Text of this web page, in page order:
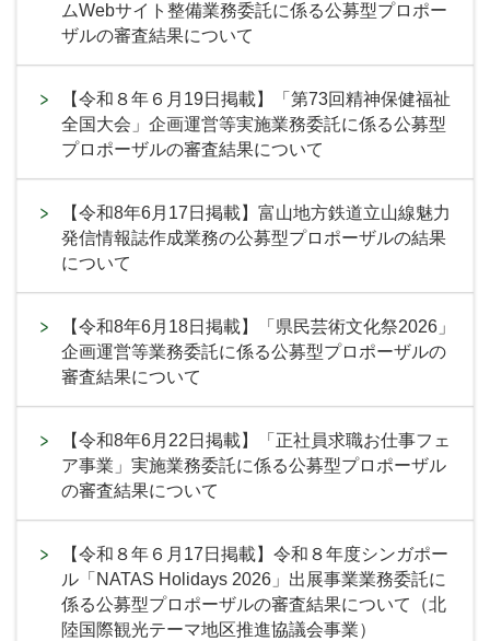
ムWebサイト整備業務委託に係る公募型プロポー
ザルの審査結果について
【令和８年６月19日掲載】「第73回精神保健福祉
全国大会」企画運営等実施業務委託に係る公募型
プロポーザルの審査結果について
【令和8年6月17日掲載】富山地方鉄道立山線魅力
発信情報誌作成業務の公募型プロポーザルの結果
について
【令和8年6月18日掲載】「県民芸術文化祭2026」
企画運営等業務委託に係る公募型プロポーザルの
審査結果について
【令和8年6月22日掲載】「正社員求職お仕事フェ
ア事業」実施業務委託に係る公募型プロポーザル
の審査結果について
【令和８年６月17日掲載】令和８年度シンガポー
ル「NATAS Holidays 2026」出展事業業務委託に
係る公募型プロポーザルの審査結果について（北
陸国際観光テーマ地区推進協議会事業）